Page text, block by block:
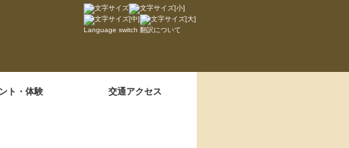
Language switch 翻訳について
ト・体験 交通アクセス